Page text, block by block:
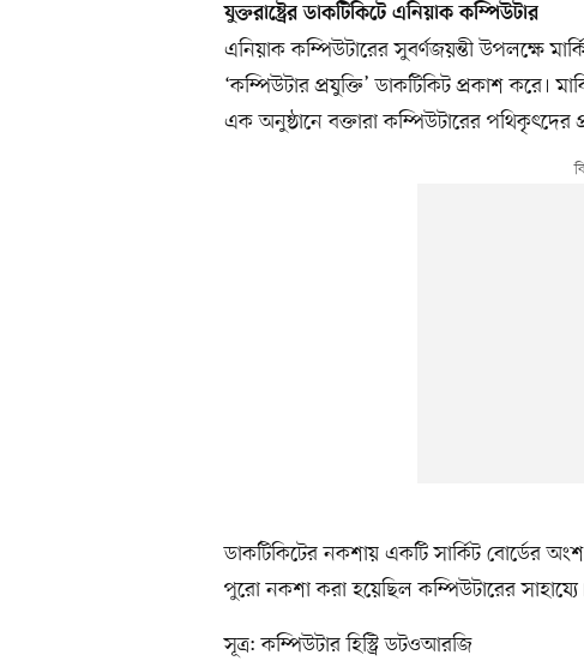
যুক্তরাষ্ট্রের ডাকটিকিটে এনিয়াক কম্পিউটার
এনিয়াক কম্পিউটারের সুবর্ণজয়ন্তী উপলক্ষে
‘কম্পিউটার প্রযুক্তি’ ডাকটিকিট প্রকাশ করে।
এক অনুষ্ঠানে বক্তারা কম্পিউটারের পথিকৃৎদের
ডাকটিকিটের নকশায় একটি সার্কিট বোর্ডের
পুরো নকশা করা হয়েছিল কম্পিউটারের সাহায্যে।
সূত্র: কম্পিউটার হিস্ট্রি ডটওআরজি